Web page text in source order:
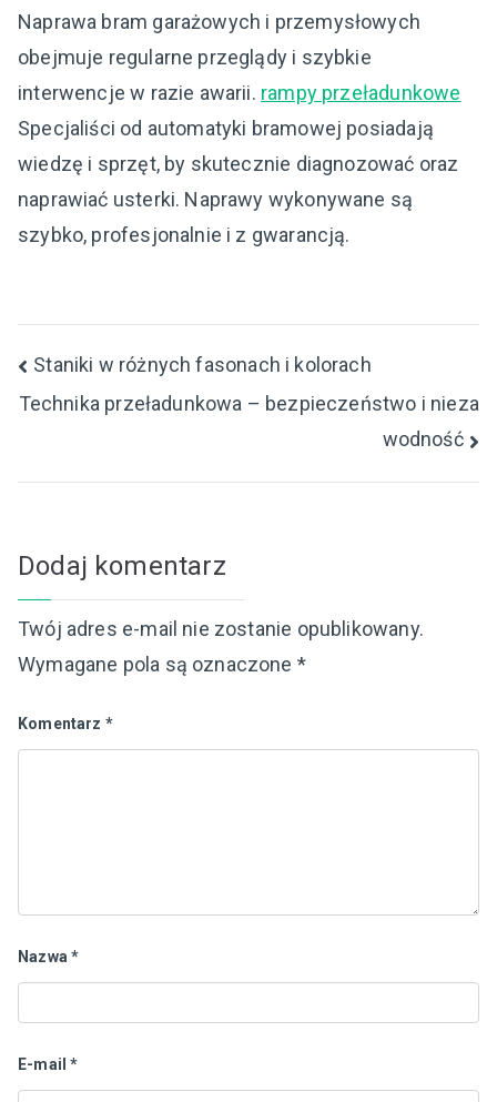
Naprawa bram garażowych i przemysłowych
obejmuje regularne przeglądy i szybkie
interwencje w razie awarii. rampy przeładunkowe
Specjaliści od automatyki bramowej posiadają
wiedzę i sprzęt, by skutecznie diagnozować oraz
naprawiać usterki. Naprawy wykonywane są
szybko, profesjonalnie i z gwarancją.
Nawigacja
wpisu
Staniki w różnych fasonach i kolorach
Technika przeładunkowa – bezpieczeństwo i nieza
wodność
Dodaj komentarz
Twój adres e-mail nie zostanie opublikowany.
Wymagane pola są oznaczone *
Komentarz *
Nazwa*
E-mail*